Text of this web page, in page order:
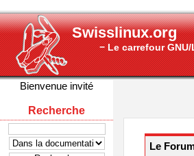
Swisslinux.org
− Le carrefour
Bienvenue invité
Recherche
Le